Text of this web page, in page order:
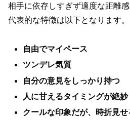
相手に依存しすぎず適度な距離感
代表的な特徴は以下となります。
自由でマイペース
ツンデレ気質
自分の意見をしっかり持つ
人に甘えるタイミングが絶妙
クールな印象だが、時折見